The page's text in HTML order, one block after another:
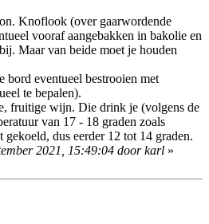
Knoflook (over gaarwordende
vooraf aangebakken in bakolie en
Maar van beide moet je houden
bord eventueel bestrooien met
te bepalen).
fruitige wijn. Die drink je (volgens de
van 17 - 18 graden zoals
dus eerder 12 tot 14 graden.
2021, 15:49:04 door karl »